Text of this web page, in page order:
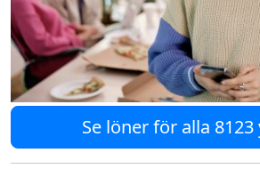
Se löner för alla 8123